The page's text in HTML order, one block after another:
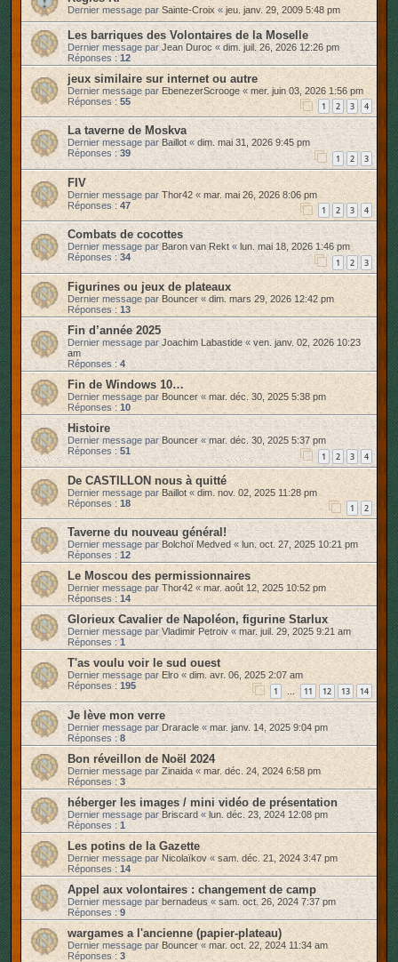
Dernier message par Sainte-Croix « jeu. janv. 29, 2009 5:48 pm
Les barriques des Volontaires de la Moselle
Dernier message parJean Duroc « dim. juil. 26, 2026 12:26 pm
Réponses : 12
jeux similaire sur internet ou autre
Dernier message par EbenezerScrooge «mer. juin 03, 2026 1:56 pm
Réponses : 55 1 2 3 4
La taverne de Moskva
Dernier message parBaillot « dim. mai 31, 2026 9:45 pm
Réponses : 39 1 2 3
FIV
Dernier message par Thor42 « mar. mai 26, 2026 8:06 pm
Réponses : 47 1 2 3 4
Combats de cocottes
Dernier message par Baron van Rekt « lun. mai 18, 2026 1:46 pm
Réponses : 34 1 2 3
Figurines ou jeux de plateaux
Dernier message par Bouncer« dim. mars 29, 2026 12:42 pm
Réponses : 13
Fin d’année 2025
Dernier message parJoachim Labastide « ven. janv. 02, 2026 10:23
am
Réponses : 4
Fin de Windows 10…
Dernier message par Bouncer« mar. déc. 30, 2025 5:38 pm
Réponses : 10
Histoire
Dernier message parBouncer «mar. déc. 30, 2025 5:37 pm
Réponses : 51 1 2 3 4
De CASTILLON nous à quitté
Dernier message par Baillot« dim. nov. 02, 2025 11:28 pm
Réponses : 18 1 2
Taverne du nouveau général!
Dernier message par Bolchoï Medved « lun. oct. 27, 2025 10:21 pm
Réponses : 12
Le Moscou des permissionnaires
Dernier message par Thor42 « mar. août 12, 2025 10:52 pm
Réponses : 14
Glorieux Cavalier de Napoléon, figurine Starlux
Dernier message parVladimir Petroiv « mar. juil. 29, 2025 9:21 am
Réponses : 1
T'as voulu voir le sud ouest
Dernier message par Elro «dim. avr. 06, 2025 2:07 am
Réponses : 195 1 … 11 12 13 14
Je lève mon verre
Dernier message parDraracle «mar. janv. 14, 2025 9:04 pm
Réponses : 8
Bon réveillon de Noël 2024
Dernier message par Zinaida « mar. déc. 24, 2024 6:58 pm
Réponses : 3
héberger les images / mini vidéo de présentation
Dernier message parBriscard «lun. déc. 23, 2024 12:08 pm
Réponses : 1
Les potins de la Gazette
Dernier message par Nicolaïkov « sam. déc. 21, 2024 3:47 pm
Réponses : 14
Appel aux volontaires : changement de camp
Dernier message parbernadeus« sam. oct. 26, 2024 7:37 pm
Réponses : 9
wargames a l'ancienne (papier-plateau)
Dernier message par Bouncer« mar. oct. 22, 2024 11:34 am
Réponses : 3